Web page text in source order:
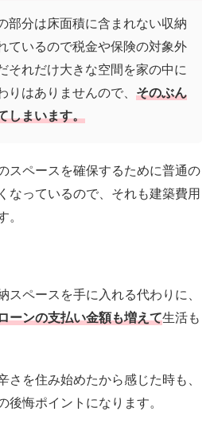
部分は床面積に含まれない収納
ているので税金や保険の対象外
それだけ大きな空間を家の中に
はありませんので、 そのぶん
しまいます。
スペースを確保するために普通の
なっているので、それも建築費用
スペースを手に入れる代わりに、
ーンの支払い金額も増えて生活も
さを住み始めたから感じた時も、
悔ポイントになります。